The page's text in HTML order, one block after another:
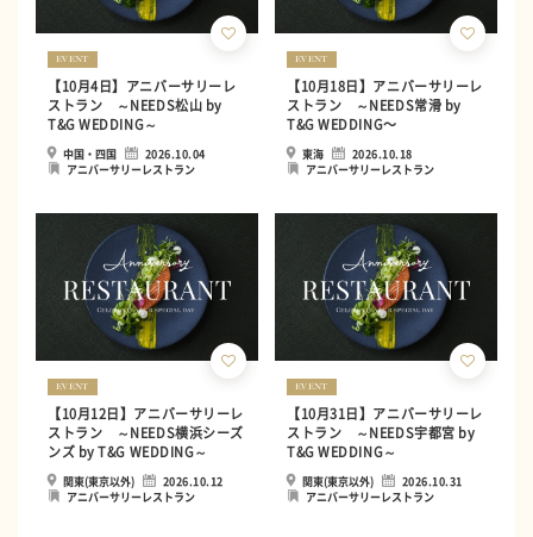
EVENT
【10月4日】アニバーサリーレ
ストラン ～NEEDS松山 by
T&G WEDDING～
中国・四国
2026.10.04
アニバーサリーレストラン
EVENT
【10月18日】アニバーサリーレ
ストラン ～NEEDS常滑 by
T&G WEDDING〜
東海
2026.10.18
アニバーサリーレストラン
EVENT
【10月12日】アニバーサリーレ
ストラン ～NEEDS横浜シーズ
ンズ by T&G WEDDING～
関東(東京以外)
2026.10.12
アニバーサリーレストラン
EVENT
【10月31日】アニバーサリーレ
ストラン ～NEEDS宇都宮 by
T&G WEDDING～
関東(東京以外)
2026.10.31
アニバーサリーレストラン